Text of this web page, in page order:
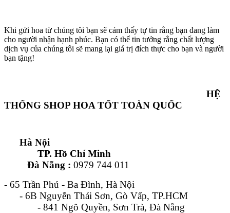
Khi gửi hoa từ chúng tôi bạn sẽ cảm thấy tự tin rằng bạn đang làm
cho người nhận hạnh phúc. Bạn có thể tin tưởng rằng chất lượng
dịch vụ của chúng tôi sẽ mang lại giá trị đích thực cho bạn và người
bạn tặng!
HỆ
THỐNG SHOP HOA TỐT TOÀN QUỐC
Hà Nội
TP. Hồ Chí Minh
Đà Nẵng : 0979 744 011
- 65 Trần Phú - Ba Đình, Hà Nội
- 6B Nguyễn Thái Sơn, Gò Vấp, TP.HCM
- 841 Ngô Quyền, Sơn Trà, Đà Nẵng